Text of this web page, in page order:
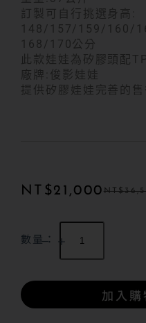
訂製可自行挑選身高:
148/157/159/160/
168/170公分
此款娃娃為矽膠頭配
廠牌:俊影娃娃
提供矽膠娃娃完善的
NT$
NT$ 21,000
數量：
加入購